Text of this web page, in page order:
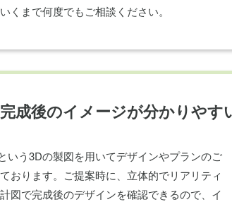
くまで何度でもご相談ください。
完成後のイメージが分かりやす
いう3Dの製図を用いてデザインやプランのご
おります。ご提案時に、立体的でリアリティ
図で完成後のデザインを確認できるので、イ